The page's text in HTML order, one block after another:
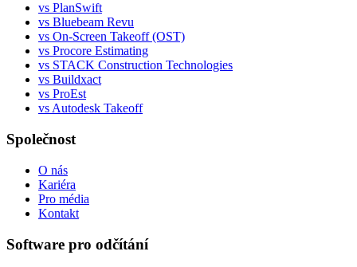
vs PlanSwift
vs Bluebeam Revu
vs On-Screen Takeoff (OST)
vs Procore Estimating
vs STACK Construction Technologies
vs Buildxact
vs ProEst
vs Autodesk Takeoff
Společnost
O nás
Kariéra
Pro média
Kontakt
Software pro odčítání